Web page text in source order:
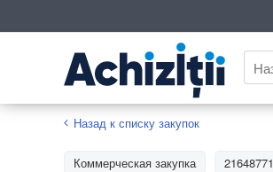
Назад к списку закупок
Коммерческая закупка 21648771